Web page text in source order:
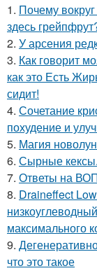
1. Почему
здесь
2. У арсения
3. Как говорит
как это Есть
сидит!
4. Сочетание
похудение и
5. Магия
6. Сырные кексы.
7. Ответы на
8. Draineffect
максимального
9.
что это такое